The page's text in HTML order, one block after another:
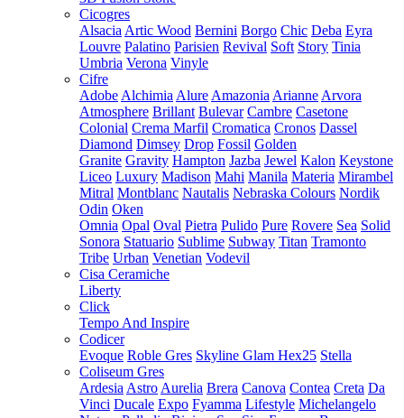
Cicogres
Alsacia Artic Wood Bernini Borgo Chic Deba Eyra
Louvre Palatino Parisien Revival Soft Story Tinia
Umbria Verona Vinyle
Cifre
Adobe Alchimia Alure Amazonia Arianne Arvora
Atmosphere Brillant Bulevar Cambre Casetone
Colonial Crema Marfil Cromatica Cronos Dassel
Diamond Dimsey Drop Fossil Golden
Granite Gravity Hampton Jazba Jewel Kalon Keystone
Liceo Luxury Madison Mahi Manila Materia Mirambel
Mitral Montblanc Nautalis Nebraska Colours Nordik
Odin Oken
Omnia Opal Oval Pietra Pulido Pure Rovere Sea Solid
Sonora Statuario Sublime Subway Titan Tramonto
Tribe Urban Venetian Vodevil
Cisa Ceramiche
Liberty
Click
Tempo And Inspire
Codicer
Evoque Roble Gres Skyline Glam Hex25 Stella
Coliseum Gres
Ardesia Astro Aurelia Brera Canova Contea Creta Da
Vinci Ducale Expo Fyamma Lifestyle Michelangelo